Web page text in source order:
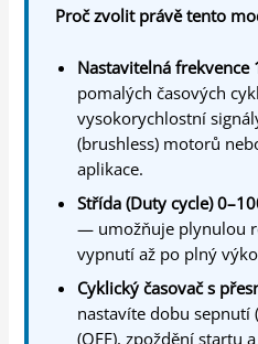
Proč zvolit právě tento
Nastavitelná frekvence
pomalých časových
vysokorychlostní
(brushless) motorů
aplikace.
Střída (Duty cycle)
— umožňuje plynulou
vypnutí až po plný
Cyklický časovač s
nastavíte dobu sepnutí
(OFF), zpoždění startu